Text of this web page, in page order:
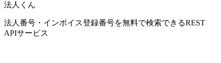
法人くん
法人番号・インボイス登録番号を無料で検索できるREST
APIサービス